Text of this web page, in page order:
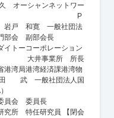
ーシャンネットワー
ン株式会社 P
和寛 一般社団法
部会 副部会長
ーポレーション
事業所 所長
港湾経済課港湾物
一般社団法人国
員長
任研究員 【閉会